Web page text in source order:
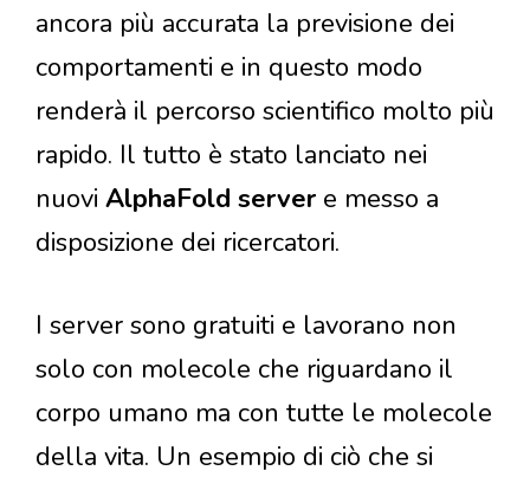
ancora più accurata la previsione dei
comportamenti e in questo modo
renderà il percorso scientifico molto più
rapido. Il tutto è stato lanciato nei
nuovi AlphaFold server e messo a
disposizione dei ricercatori.
I server sono gratuiti e lavorano non
solo con molecole che riguardano il
corpo umano ma con tutte le molecole
della vita. Un esempio di ciò che si